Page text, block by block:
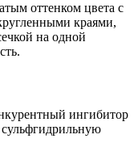
оттенком цвета с
краями,
на одной
ингибитор